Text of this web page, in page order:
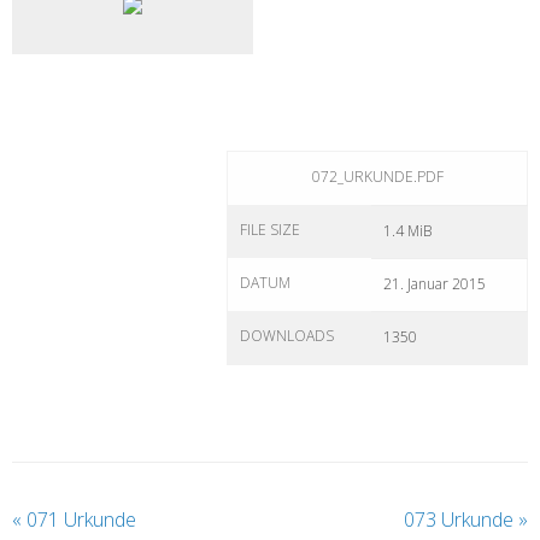
072_URKUNDE.PDF
FILE SIZE 1.4 MiB
DATUM 21. Januar 2015
DOWNLOADS 1350
« 071 Urkunde 073 Urkunde »